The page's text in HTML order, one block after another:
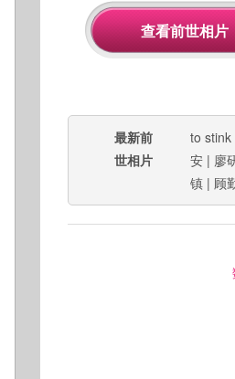
最新前
世相片
to stink
安 | 廖
镇 | 顾